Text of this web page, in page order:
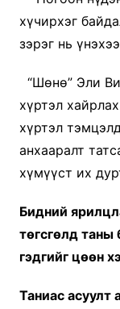
хүчирхэг
зэрэг нь
“Шөнө” Эли
хүртэл
хүртэл
анхааралт
хүмүүст их
Бидний
төгсгөлд таны
гэдгийг цөөн
Таниас асуулт